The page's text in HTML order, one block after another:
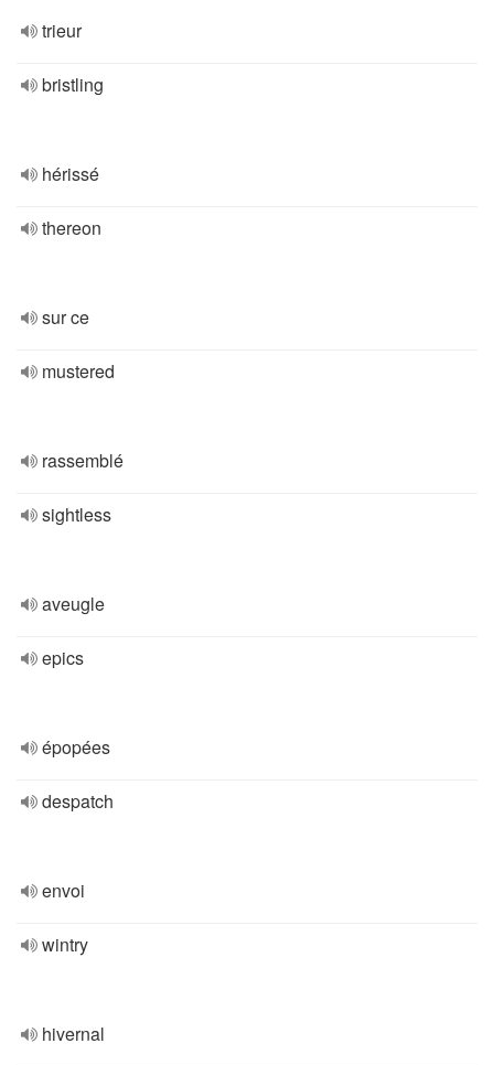
trieur
bristling
hérissé
thereon
sur ce
mustered
rassemblé
sightless
aveugle
epics
épopées
despatch
envoi
wintry
hivernal